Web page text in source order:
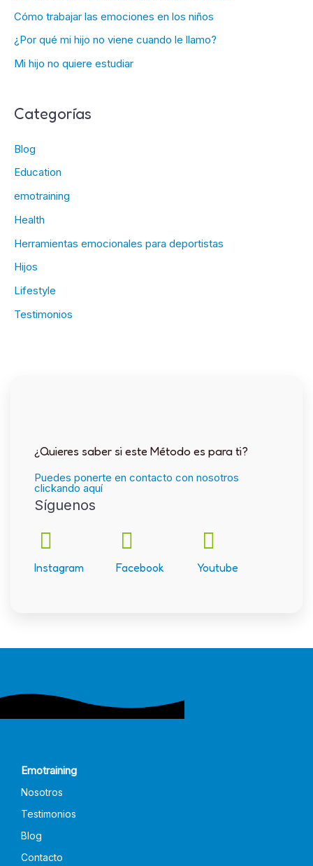
Cómo trabajar las emociones en los niños
¿Por qué mi hijo no viene cuando le llamo?
Mi hijo no quiere estudiar
Categorías
Blog
Education
emotraining
Health
Herramientas emocionales para deportistas
Hijos
Lifestyle
Testimonios
¿Quieres saber si este Método es para ti?
Puedes ponerte en contacto con nosotros
clickando aquí
Síguenos
Instagram Facebook Youtube
Emotraining
Nosotros
Testimonios
Blog
Contacto